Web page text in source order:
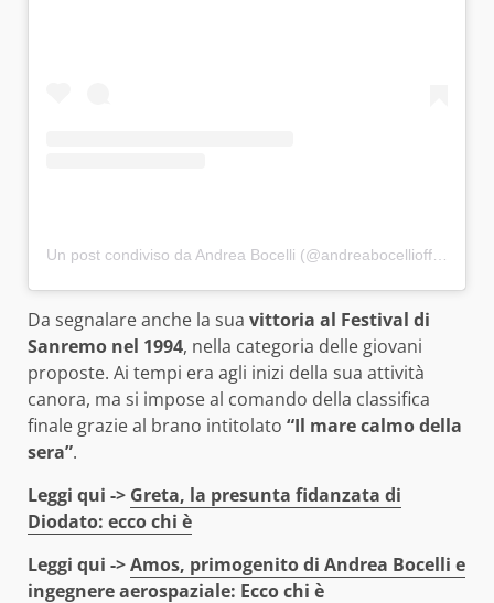
Un post condiviso da Andrea Bocelli (@andreabocelliofficial)
Da segnalare anche la sua vittoria al Festival di
Sanremo nel 1994, nella categoria delle giovani
proposte. Ai tempi era agli inizi della sua attività
canora, ma si impose al comando della classifica
finale grazie al brano intitolato “Il mare calmo della
sera”.
Leggi qui -> Greta, la presunta fidanzata di
Diodato: ecco chi è
Leggi qui ->Amos, primogenito di Andrea Bocelli e
ingegnere aerospaziale: Ecco chi è